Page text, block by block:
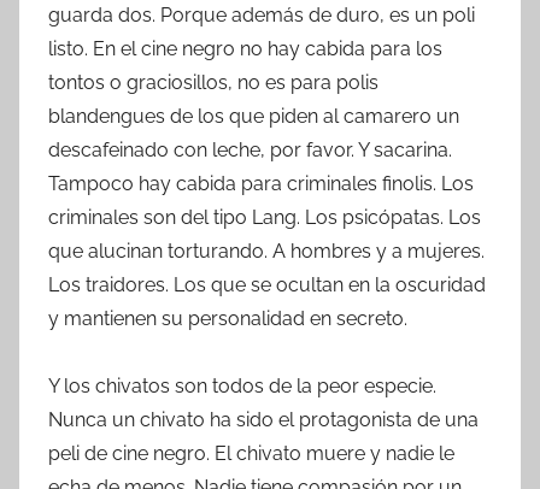
guarda dos. Porque además de duro, es un poli
listo. En el cine negro no hay cabida para los
tontos o graciosillos, no es para polis
blandengues de los que piden al camarero un
descafeinado con leche, por favor. Y sacarina.
Tampoco hay cabida para criminales finolis. Los
criminales son del tipo Lang. Los psicópatas. Los
que alucinan torturando. A hombres y a mujeres.
Los traidores. Los que se ocultan en la oscuridad
y mantienen su personalidad en secreto.
Y los chivatos son todos de la peor especie.
Nunca un chivato ha sido el protagonista de una
peli de cine negro. El chivato muere y nadie le